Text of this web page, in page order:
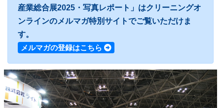
産業総合展2025・写真レポート」はクリーニングオ
ンラインのメルマガ特別サイトでご覧いただけま
す。
メルマガの登録はこちら